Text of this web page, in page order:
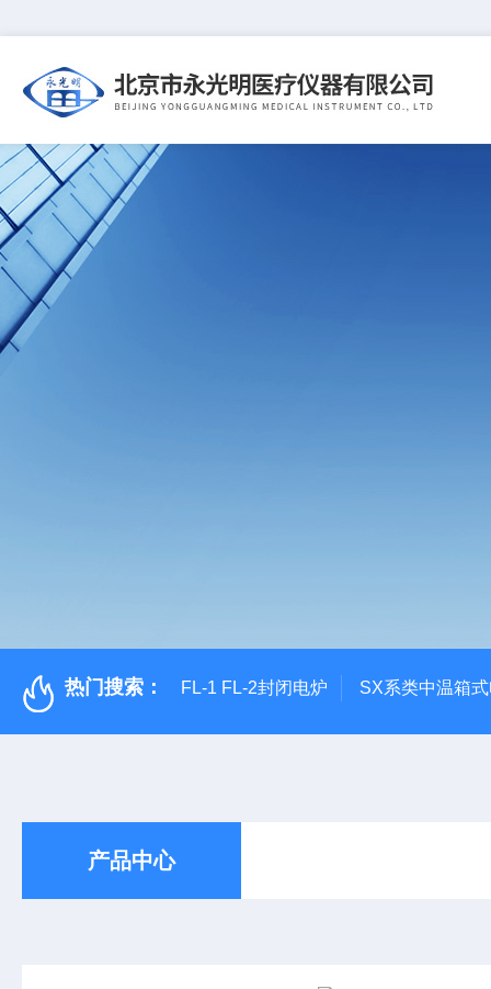
热门搜索： FL-1 FL-2封闭电炉 SX系类中温箱
产品中心